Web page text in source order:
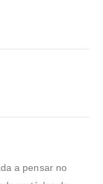
a pensar no